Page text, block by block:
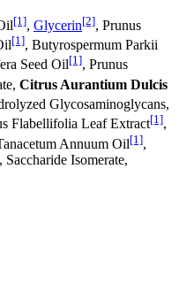
[1], Glycerin[2], Prunus
[1], Butyrospermum Parkii
Seed Oil[1], Prunus
Citrus Aurantium Dulcis
Glycosaminoglycans,
Flabellifolia Leaf Extract[1],
Annuum Oil[1],
Isomerate,